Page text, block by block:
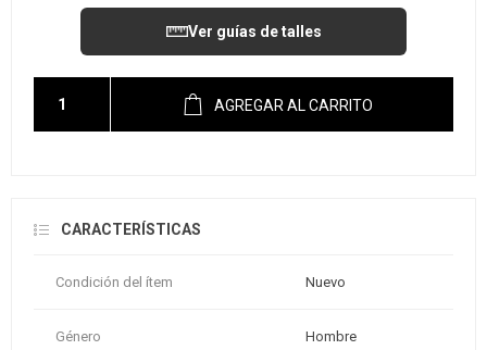
Ver guías de talles
AGREGAR AL CARRITO
CARACTERÍSTICAS
Condición del ítem Nuevo
Género Hombre